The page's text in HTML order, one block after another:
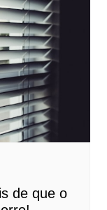
de que o